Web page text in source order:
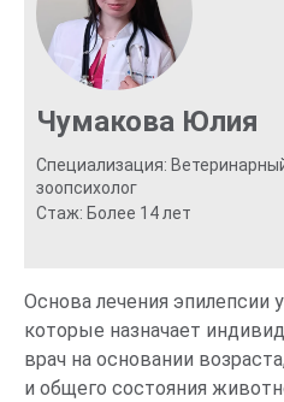
Чумакова Юлия
Специализация:
зоопсихолог
Стаж: Более 14 лет
Основа лечения эпилепсии
которые назначает
врач на основании
и общего состояния